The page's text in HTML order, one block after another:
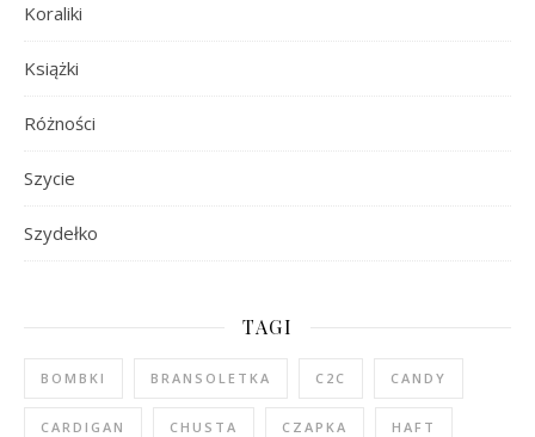
Koraliki
Książki
Różności
Szycie
Szydełko
TAGI
BOMBKI BRANSOLETKA C2C CANDY
CARDIGAN CHUSTA CZAPKA HAFT